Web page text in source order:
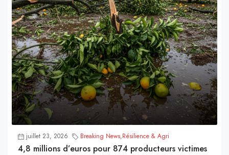
juillet 23, 2026 Breaking News,Résilience & Agri
4,8 millions d’euros pour 874 producteurs victimes